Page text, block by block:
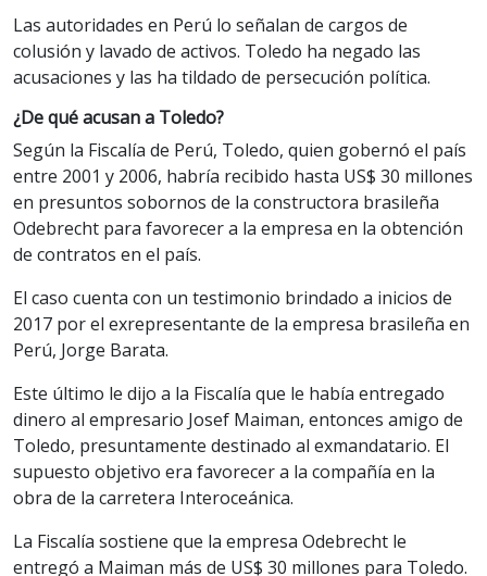
Las autoridades en Perú lo señalan de cargos de
colusión y lavado de activos. Toledo ha negado las
acusaciones y las ha tildado de persecución política.
¿De qué acusan a Toledo?
Según la Fiscalía de Perú, Toledo, quien gobernó el país
entre 2001 y 2006, habría recibido hasta US$ 30 millones
en presuntos sobornos de la constructora brasileña
Odebrecht para favorecer a la empresa en la obtención
de contratos en el país.
El caso cuenta con un testimonio brindado a inicios de
2017 por el exrepresentante de la empresa brasileña en
Perú, Jorge Barata.
Este último le dijo a la Fiscalía que le había entregado
dinero al empresario Josef Maiman, entonces amigo de
Toledo, presuntamente destinado al exmandatario. El
supuesto objetivo era favorecer a la compañía en la
obra de la carretera Interoceánica.
La Fiscalía sostiene que la empresa Odebrecht le
entregó a Maiman más de US$ 30 millones para Toledo.